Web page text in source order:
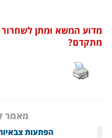
מדוע המשא ומתן לשחרור
מתקדם?
מאמר
הפתעות